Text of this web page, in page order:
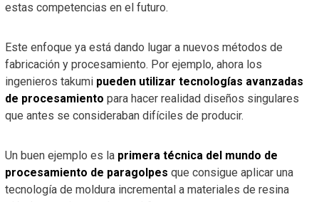
estas competencias en el futuro.
Este enfoque ya está dando lugar a nuevos métodos de
fabricación y procesamiento. Por ejemplo, ahora los
ingenieros takumi pueden utilizar tecnologías avanzadas
de procesamiento para hacer realidad diseños singulares
que antes se consideraban difíciles de producir.
Un buen ejemplo es la primera técnica del mundo de
procesamiento de paragolpes que consigue aplicar una
tecnología de moldura incremental a materiales de resina